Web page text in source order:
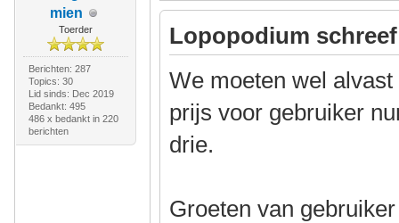
mien
Toerder
Berichten: 287
Topics: 30
Lid sinds: Dec 2019
Bedankt: 495
486 x bedankt in 220
berichten
Lopopodium
We moeten wel
prijs voor gebruiker
drie.
Groeten van